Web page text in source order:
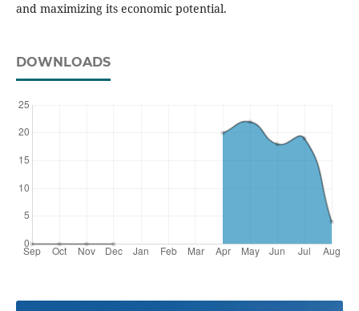
and maximizing its economic potential.
DOWNLOADS